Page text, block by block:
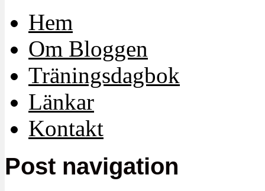
Hem
Om Bloggen
Träningsdagbok
Länkar
Kontakt
Post navigation